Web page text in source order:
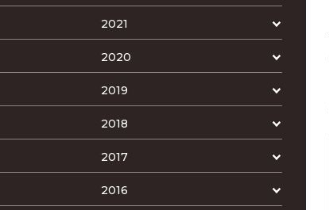
2021
2020
2019
2018
2017
2016